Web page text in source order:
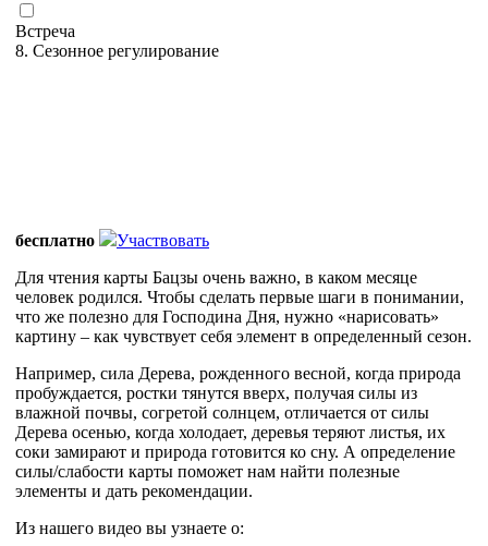
Встреча
8. Сезонное регулирование
бесплатно
Участвовать
Для чтения карты Бацзы очень важно, в каком месяце
человек родился. Чтобы сделать первые шаги в понимании,
что же полезно для Господина Дня, нужно «нарисовать»
картину – как чувствует себя элемент в определенный сезон.
Например, сила Дерева, рожденного весной, когда природа
пробуждается, ростки тянутся вверх, получая силы из
влажной почвы, согретой солнцем, отличается от силы
Дерева осенью, когда холодает, деревья теряют листья, их
соки замирают и природа готовится ко сну. А определение
силы/слабости карты поможет нам найти полезные
элементы и дать рекомендации.
Из нашего видео вы узнаете о: